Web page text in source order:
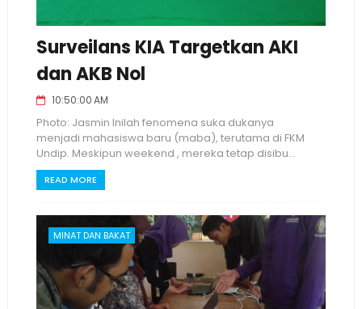
Surveilans KIA Targetkan AKI
dan AKB Nol
10:50:00 AM
Photo: Jasmin Inilah fenomena suka dukanya
menjadi mahasiswa baru (maba), terutama di FKM
Undip. Meskipun weekend , mereka tetap disibu...
READ MORE
MINAT DAN BAKAT